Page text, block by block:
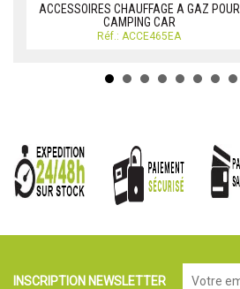
ACCESSOIRES CHAUFFAGE A GAZ POUR
CAMPING CAR
Réf.: ACCE465EA
INSCRIPTION NEWSLETTER